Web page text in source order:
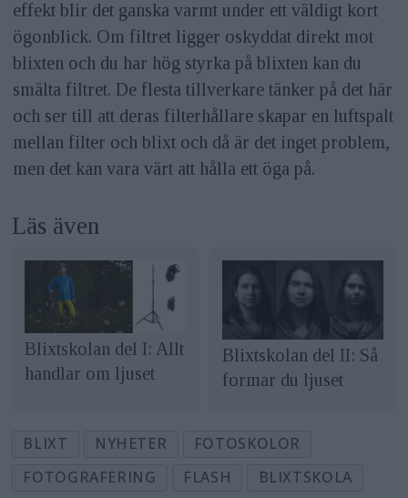
effekt blir det ganska varmt under ett väldigt kort
ögonblick. Om filtret ligger oskyddat direkt mot
blixten och du har hög styrka på blixten kan du
smälta filtret. De flesta tillverkare tänker på det här
och ser till att deras filterhållare skapar en luftspalt
mellan filter och blixt och då är det inget problem,
men det kan vara värt att hålla ett öga på.
Läs även
Blixtskolan del I: Allt
handlar om ljuset
Blixtskolan del II: Så
formar du ljuset
BLIXT NYHETER
FOTOSKOLOR
FOTOGRAFERING
FLASH BLIXTSKOLA